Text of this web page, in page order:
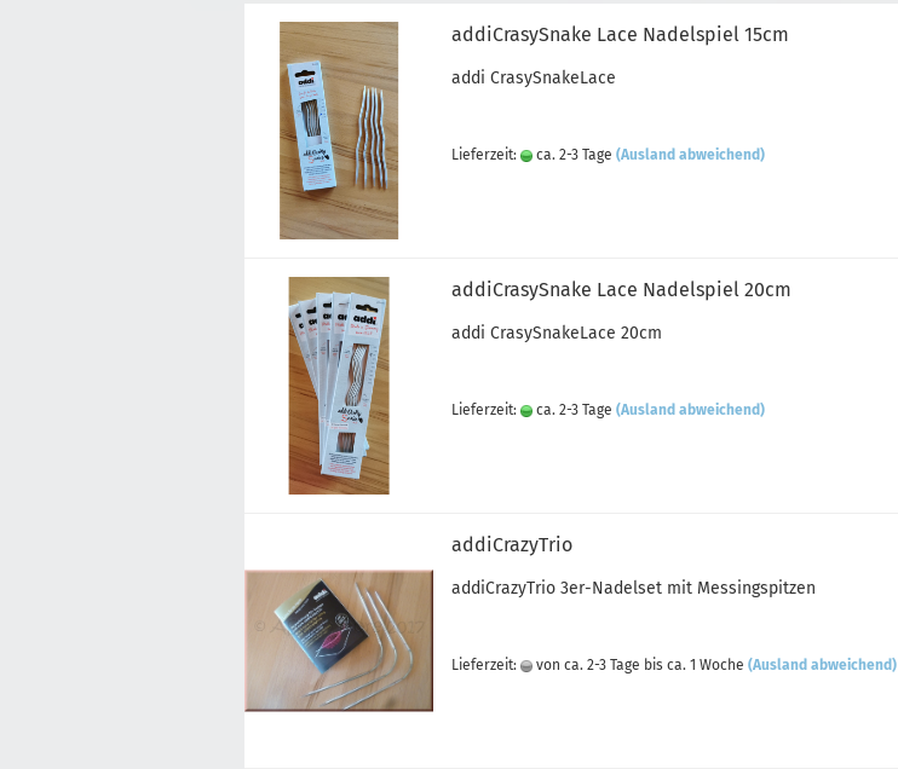
addiCrasySnake Lace Nadelspiel 15cm
addi CrasySnakeLace
Lieferzeit: ca. 2-3 Tage (Ausland abweichend)
addiCrasySnake Lace Nadelspiel 20cm
addi CrasySnakeLace 20cm
Lieferzeit: ca. 2-3 Tage (Ausland abweichend)
addiCrazyTrio
addiCrazyTrio 3er-Nadelset mit Messingspitzen
Lieferzeit: von ca. 2-3 Tage bis ca. 1 Woche (Ausland abweichend)